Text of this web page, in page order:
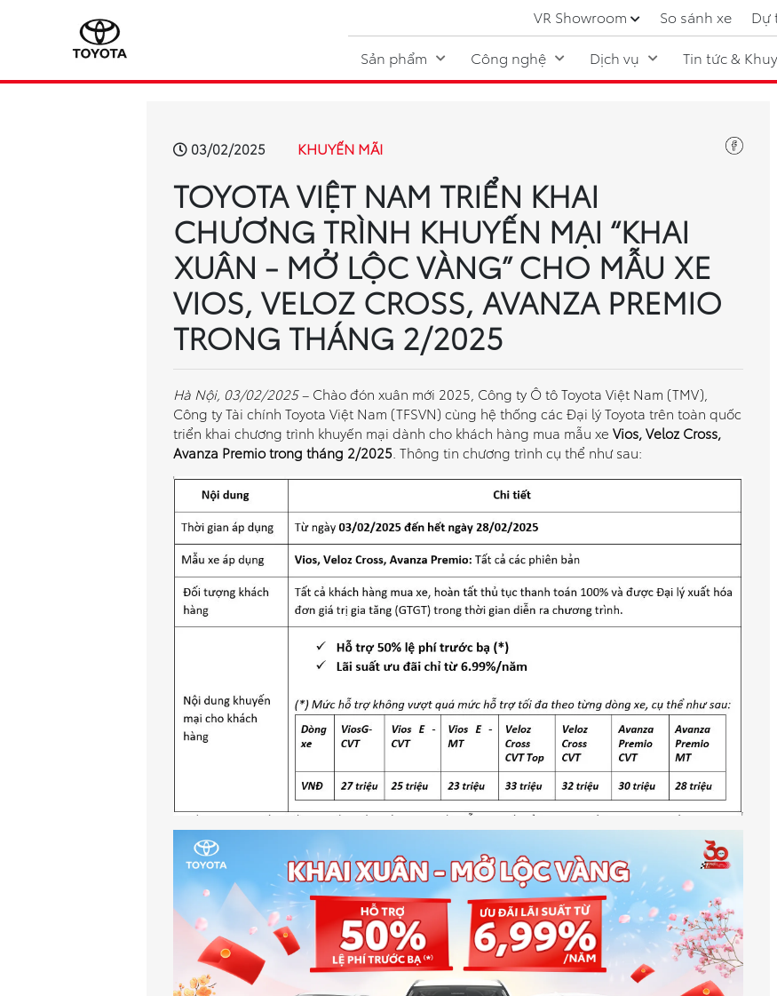
VR Showroom So sánh xe Dự
Sản phẩm
Công nghệ Dịch vụ Tin tức &
03/02/2025 KHUYẾN MÃI
TOYOTA VIỆT NAM TRIỂN KHAI
CHƯƠNG TRÌNH KHUYẾN MẠI “KHAI
XUÂN - MỞ LỘC VÀNG” CHO MẪU XE
VIOS, VELOZ CROSS, AVANZA PREMIO
TRONG THÁNG 2/2025
Hà Nội, 03/02/2025– Chào đón xuân mới 2025, Công ty Ô tô Toyota Việt Nam (TMV),
Công ty Tài chính Toyota Việt Nam (TFSVN) cùng hệ thống các Đại lý Toyota trên toàn quốc
triển khai chương trình khuyến mại dành cho khách hàng mua mẫu xe Vios, Veloz Cross,
Avanza Premio trong tháng 2/2025 . Thông tin chương trình cụ thể như sau: